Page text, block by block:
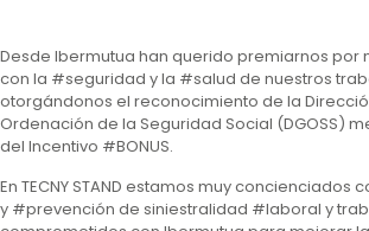
Desde Ibermutua han querido premiarnos por
con la #seguridad y la #salud de nuestros
otorgándonos el reconocimiento de la
Ordenación de la Seguridad Social (DGOSS)
del Incentivo #BONUS.
En TECNY STAND estamos muy concienciados
y #prevención de siniestralidad #laboral y